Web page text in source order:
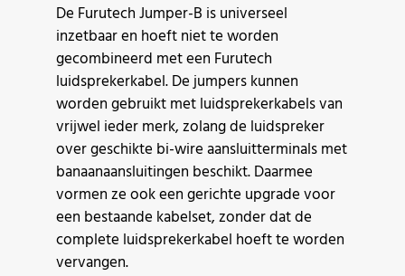
De Furutech Jumper-B is universeel
inzetbaar en hoeft niet te worden
gecombineerd met een Furutech
luidsprekerkabel. De jumpers kunnen
worden gebruikt met luidsprekerkabels van
vrijwel ieder merk, zolang de luidspreker
over geschikte bi-wire aansluitterminals met
banaanaansluitingen beschikt. Daarmee
vormen ze ook een gerichte upgrade voor
een bestaande kabelset, zonder dat de
complete luidsprekerkabel hoeft te worden
vervangen.